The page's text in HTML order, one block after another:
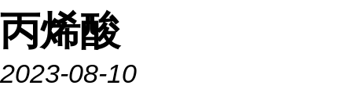
丙烯酸
2023-08-10